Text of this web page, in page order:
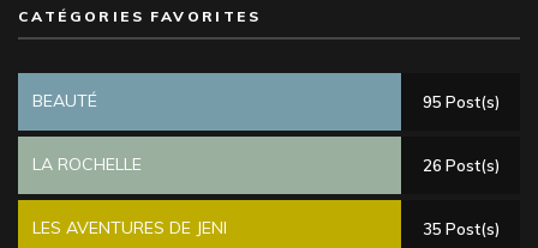
CATÉGORIES FAVORITES
BEAUTÉ 95 Post(s)
LA ROCHELLE 26 Post(s)
LES AVENTURES DE JENI 35 Post(s)